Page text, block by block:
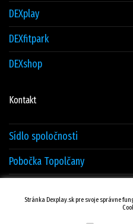
DEXplay
DEXfitpark
DEXshop
Kontakt
Sídlo spoločnosti
Pobočka Topolčany
Stránka Dexplay.sk pre svoje správne